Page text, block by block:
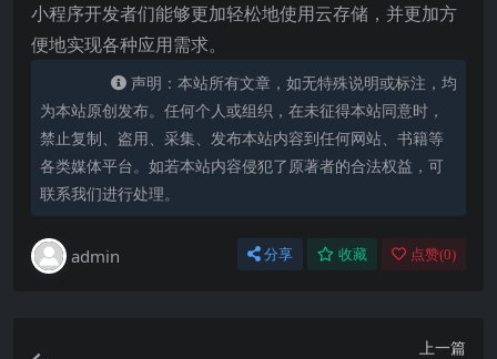
小程序开发者们能够更加轻松地使用云存储，并更加方
便地实现各种应用需求。
声明：本站所有文章，如无特殊说明或标注，均
为本站原创发布。任何个人或组织，在未征得本站同意时，
禁止复制、盗用、采集、发布本站内容到任何网站、书籍等
各类媒体平台。如若本站内容侵犯了原著者的合法权益，可
联系我们进行处理。
admin 分享 收藏 点赞(0)
上一篇